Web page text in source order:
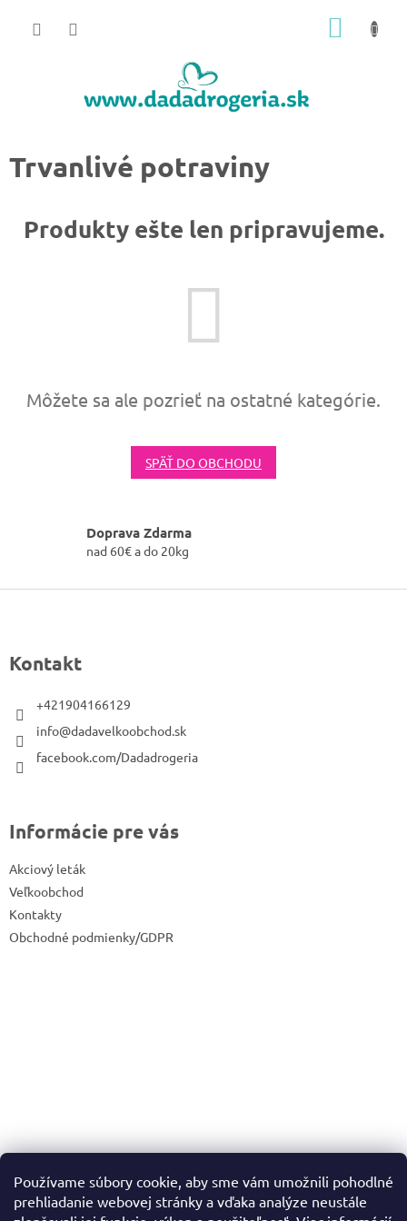
Používame súbory cookie, aby sme vám umožnili pohodlné
prehliadanie webovej stránky a vďaka analýze neustále
Trvanlivé potraviny
Produkty ešte len pripravujeme.
Môžete sa ale pozrieť na ostatné kategórie.
SPÄŤ DO OBCHODU
Doprava Zdarma
nad 60€ a do 20kg
Z
p
äKontakt
+421904166129
info@dadavelkoobchod.sk
facebook.com/Dadadrogeria
Informácie pre vás
Akciový leták
Veľkoobchod
Kontakty
Obchodné podmienky/GDPR